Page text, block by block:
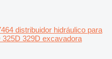
distribuidor hidráulico para
329D excavadora